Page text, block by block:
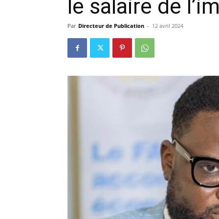
précision
le salaire de
Par Directeur de Publication - 12 avril 2024